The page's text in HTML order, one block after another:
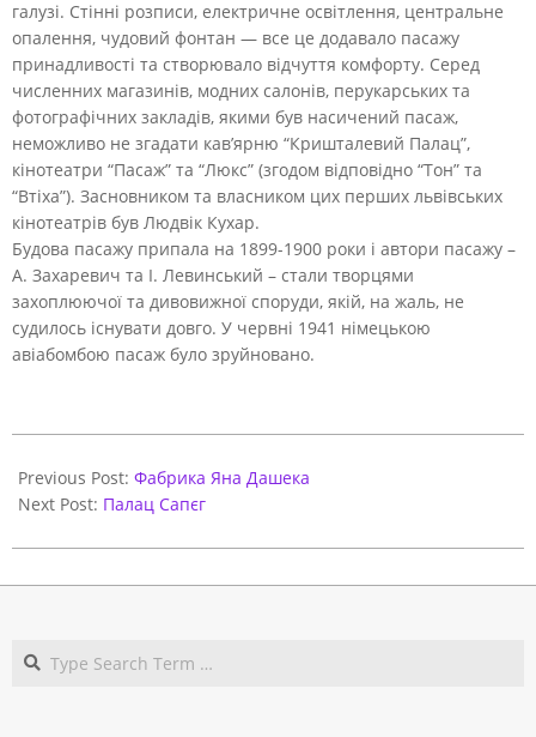
галузі. Стінні розписи, електричне освітлення, центральне
опалення, чудовий фонтан — все це додавало пасажу
принадливості та створювало відчуття комфорту. Серед
численних магазинів, модних салонів, перукарських та
фотографічних закладів, якими був насичений пасаж,
неможливо не згадати кав’ярню “Кришталевий Палац”,
кінотеатри “Пасаж” та “Люкс” (згодом відповідно “Тон” та
“Втіха”). Засновником та власником цих перших львівських
кінотеатрів був Людвік Кухар.
Будова пасажу припала на 1899-1900 роки і автори пасажу –
А. Захаревич та І. Левинський – стали творцями
захоплюючої та дивовижної споруди, якій, на жаль, не
судилось існувати довго. У червні 1941 німецькою
авіабомбою пасаж було зруйновано.
03-
29
Previous Post: Фабрика Яна Дашека
Next Post: Палац Сапєг